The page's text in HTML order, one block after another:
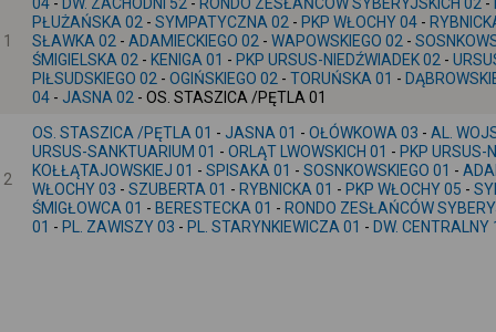
1
PŁUŻAŃSKA 02 - SYMPATYCZNA 02 - PKP WŁOCHY 04 -
SŁAWKA 02 - ADAMIECKIEGO 02 - WAPOWSKIEGO 02 -
ŚMIGIELSKA 02 - KENIGA 01 - PKP URSUS-NIEDŹWIADEK 02 -
PIŁSUDSKIEGO 02 - OGIŃSKIEGO 02 - TORUŃSKA 01 -
04 - JASNA 02 - OS. STASZICA /PĘTLA 01
2
OS. STASZICA /PĘTLA 01 - JASNA 01 - OŁÓWKOWA 03 - AL.
URSUS-SANKTUARIUM 01 - ORLĄT LWOWSKICH 01 - PKP URSUS-
KOŁŁĄTAJOWSKIEJ 01 - SPISAKA 01 - SOSNKOWSKIEGO 01 -
WŁOCHY 03 - SZUBERTA 01 - RYBNICKA 01 - PKP WŁOCHY 05 -
ŚMIGŁOWCA 01 - BERESTECKA 01 - RONDO ZESŁAŃCÓW
01 - PL. ZAWISZY 03 - PL. STARYNKIEWICZA 01 - DW. CENTRALNY